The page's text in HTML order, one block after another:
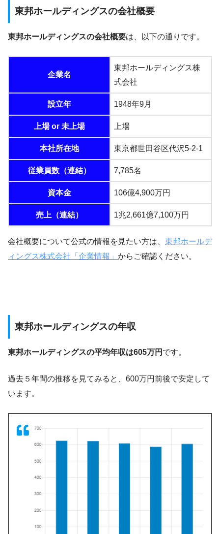
東邦ホールディングスの会社概要
東邦ホールディングスの会社概要は、以下の通りです。
企業名
東邦ホールディングス株
式会社
設立年 1948年9月
上場 or 未上場 上場
本社所在地 東京都世田谷区代沢5-2-1
従業員数（連結） 7,785名
資本金 106億4,900万円
売上（連結） 1兆2,661億7,100万円
会社概要について公式の情報を見たい方は、 東邦ホールデ
ィングス株式会社「企業情報」 からご確認ください。
東邦ホールディングスの年収
東邦ホールディングスの平均年収は605万円 です。
過去５年間の推移を見てみると、600万円前後で安定して
います。